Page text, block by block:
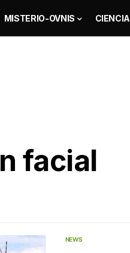
MISTERIO-OVNIS CIENCIA
facial
NEWS